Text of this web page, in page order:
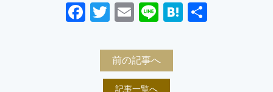
Facebook
TwitterEmailLineHatena
前の記事へ
記事一覧へ